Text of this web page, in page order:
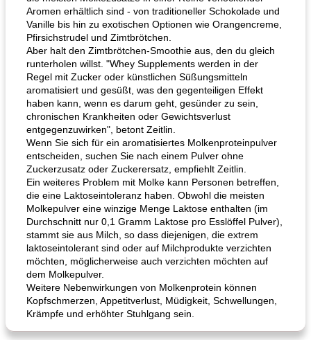
Karamell-Brownie-Kuchen Cilantro-Curry-Hühnersalat
Aromen erhältlich sind - von traditioneller Schokolade und
Vanille bis hin zu exotischen Optionen wie Orangencreme,
Pfirsichstrudel und Zimtbrötchen.
Aber halt den Zimtbrötchen-Smoothie aus, den du gleich
runterholen willst. "Whey Supplements werden in der
Regel mit Zucker oder künstlichen Süßungsmitteln
aromatisiert und gesüßt, was den gegenteiligen Effekt
haben kann, wenn es darum geht, gesünder zu sein,
chronischen Krankheiten oder Gewichtsverlust
entgegenzuwirken", betont Zeitlin.
Wenn Sie sich für ein aromatisiertes Molkenproteinpulver
entscheiden, suchen Sie nach einem Pulver ohne
Zuckerzusatz oder Zuckerersatz, empfiehlt Zeitlin.
Ein weiteres Problem mit Molke kann Personen betreffen,
die eine Laktoseintoleranz haben. Obwohl die meisten
Molkepulver eine winzige Menge Laktose enthalten (im
Durchschnitt nur 0,1 Gramm Laktose pro Esslöffel Pulver),
stammt sie aus Milch, so dass diejenigen, die extrem
laktoseintolerant sind oder auf Milchprodukte verzichten
möchten, möglicherweise auch verzichten möchten auf
dem Molkepulver.
Weitere Nebenwirkungen von Molkenprotein können
Kopfschmerzen, Appetitverlust, Müdigkeit, Schwellungen,
Krämpfe und erhöhter Stuhlgang sein.